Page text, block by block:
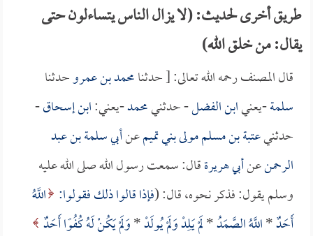
طريق أخرى لحديث: (لا يزال الناس يتساءلون حتى
يقال: من خلق الله)
قال المصنف رحمه الله تعالى: [ حدثنامحمد بن عمروحدثنا
سلمة-يعنيابن الفضل- حدثنيمحمد-يعني:ابن إسحاق-
حدثنيعتبة بن مسلم مولى بني تميمعنأبي سلمة بن عبد
الرحمنعنأبي هريرةقال: سمعت رسول الله صلى الله عليه
وسلم يقول: فذكر نحوه، قال: (فإذا قالوا ذلك فقولوا: اللَّهُ
أَحَدٌ*اللَّهُ الصَّمَدُ*لَمْ يَلِدْ وَلَمْ يُولَدْ*وَلَمْ يَكُنْ لَهُ كُفُوًا أَحَدٌ